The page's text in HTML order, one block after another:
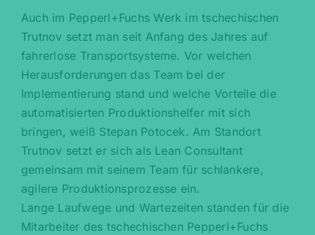
Auch im Pepperl+Fuchs Werk im tschechischen
Trutnov setzt man seit Anfang des Jahres auf
fahrerlose Transportsysteme. Vor welchen
Herausforderungen das Team bei der
Implementierung stand und welche Vorteile die
automatisierten Produktionshelfer mit sich
bringen, weiß Stepan Potocek. Am Standort
Trutnov setzt er sich als Lean Consultant
gemeinsam mit seinem Team für schlankere,
agilere Produktionsprozesse ein.
Lange Laufwege und Wartezeiten standen für die
Mitarbeiter des tschechischen Pepperl+Fuchs